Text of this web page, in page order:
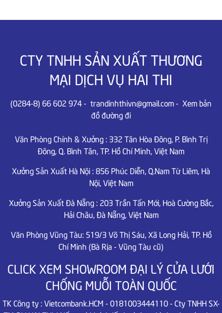
CTY TNHH SẢN XUẤT THƯƠNG
MẠI DỊCH VỤ HAI THI
(0284-8) 66 602 974- trandinhthivn@gmail.com- Xem bản
đồ đường đi
Văn Phòng Chính & Xưởng : 332 Tân Hòa Đông, P. Bình Trị
Đông, Q. Bình Tân, TP. Hồ Chí Minh, Việt Nam
Xưởng Sản Xuất Hà Nội :856 Phúc Diễn, Q.Nam Từ Liêm, Hà
Nội, Việt Nam
Xưởng Sản Xuất Đà Nẵng : 203 Trần Tấn Mới, Hoà Cường Bắc,
Hải Châu, Đà Nẵng, Việt Nam
Văn Phòng Vũng Tàu: 519/3 Võ Thị Sáu, Xã Long Hải, TP. Hồ
Chí Minh (Bà Rịa - Vũng Tàu cũ)
CLICK XEM SHOWROOM ĐẠI LÝ CỬA LƯỚI
CHỐNG MUỖI TOÀN QUỐC
TK Công ty : Vietcombank.HCM - 0181003444110 - Cty TNHH SX-